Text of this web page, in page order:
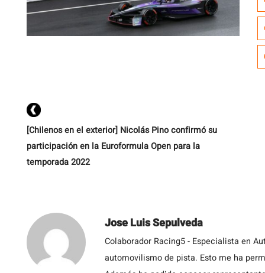
[Chilenos en el exterior] Nicolás Pino confirmó su
participación en la Euroformula Open para la
temporada 2022
Jose Luis Sepulveda
Colaborador Racing5 - Especialista en
automovilismo de pista. Esto me ha